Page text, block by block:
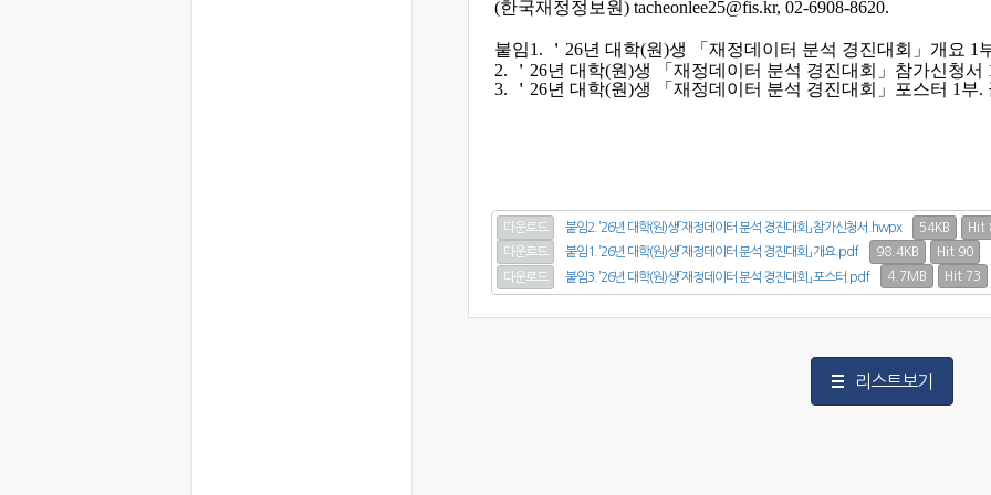
(한국재정정보원) tacheonlee25@fis.kr, 02-6908-8620.
붙임1. ＇26년 대학(원)생 「재정데이터 분석 경진대회」개요 1
2. ＇26년 대학(원)생 「재정데이터 분석 경진대회」참가신청서
3. ＇26년 대학(원)생 「재정데이터 분석 경진대회」포스터 1부.
다운로드 붙임2. ’26년 대학(원)생「재정데이터 분석 경진대회」 참가신청서.hwpx 54KB
Hit
다운로드
붙임1. ’26년 대학(원)생「재정데이터 분석 경진대회」 개요.pdf 98.4KB
Hit 90
다운로드
붙임3. ’26년 대학(원)생「재정데이터 분석 경진대회」 포스터.pdf 4.7MB Hit 73
리스트보기